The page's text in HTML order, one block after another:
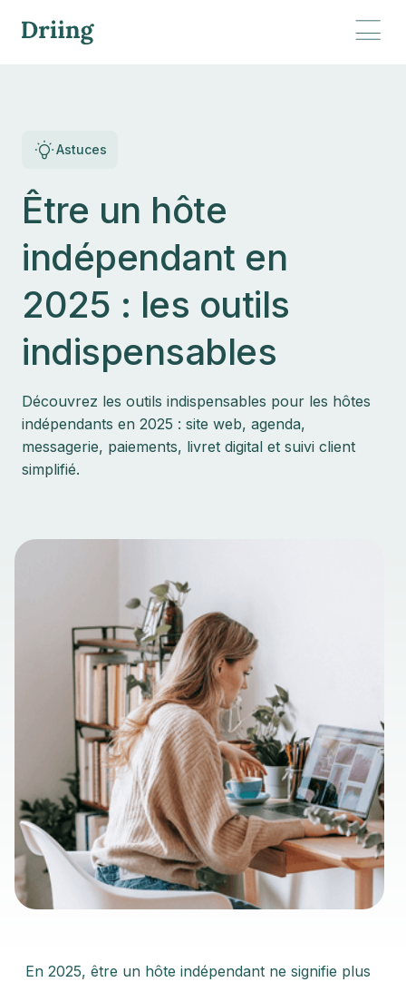
Astuces
Être un hôte
indépendant en
2025 : les outils
indispensables
Découvrez les outils indispensables pour les hôtes
indépendants en 2025 : site web, agenda,
messagerie, paiements, livret digital et suivi client
simplifié.
En 2025, être un hôte indépendant ne signifie plus